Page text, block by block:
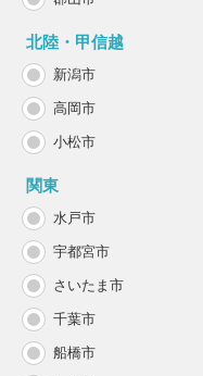
北陸・甲信越
新潟市
高岡市
小松市
関東
水戸市
宇都宮市
さいたま市
千葉市
船橋市